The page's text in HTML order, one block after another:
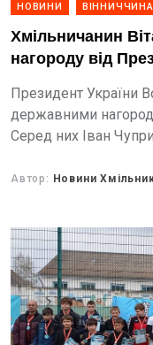
НОВИНИ ВІННИЧЧИНА
Хмільничанин
нагороду від
Президент України
державними
Серед них Іван
Автор: Новини